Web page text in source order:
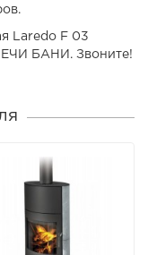
Laredo F 03
БАНИ. Звоните!